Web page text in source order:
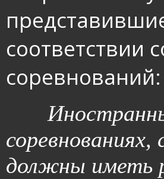
соответствии
соревнований:
соревнованиях,
должны иметь